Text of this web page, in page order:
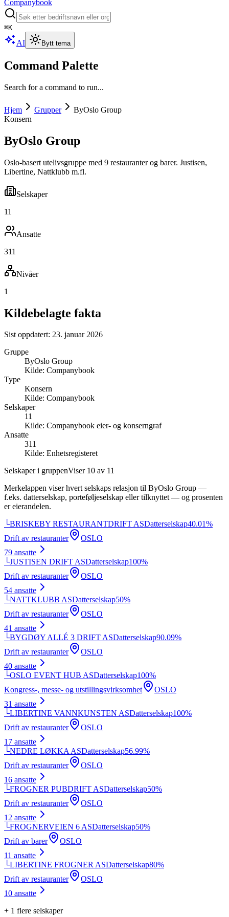
Companybook
⌘K
AI Bytt tema
Command Palette
Search for a command to run...
Hjem Grupper
ByOslo Group
Konsern
ByOslo Group
Oslo-basert utelivsgruppe med 9 restauranter og barer. Justisen,
Libertine, Nattklubb m.fl.
Selskaper
11
Ansatte
311
Nivåer
1
Kildebelagte fakta
Sist oppdatert: 23. januar 2026
Gruppe
ByOslo Group
Kilde: Companybook
Type
Konsern
Kilde: Companybook
Selskaper
11
Kilde: Companybook eier- og konserngraf
Ansatte
311
Kilde: Enhetsregisteret
Selskaper i gruppenViser 10 av 11
Merkelappen viser hvert selskaps relasjon til ByOslo Group —
f.eks. datterselskap, porteføljeselskap eller tilknyttet — og prosenten
er eierandelen.
└BRISKEBY RESTAURANTDRIFT ASDatterselskap40.01%
Drift av restauranter
OSLO
79 ansatte
└JUSTISEN DRIFT ASDatterselskap100%
Drift av restauranter
OSLO
54 ansatte
└NATTKLUBB ASDatterselskap50%
Drift av restauranter
OSLO
41 ansatte
└BYGDØY ALLÉ 3 DRIFT ASDatterselskap90.09%
Drift av restauranter
OSLO
40 ansatte
└OSLO EVENT HUB ASDatterselskap100%
Kongress-, messe- og utstillingsvirksomhet
OSLO
31 ansatte
└LIBERTINE VANNKUNSTEN ASDatterselskap100%
Drift av restauranter
OSLO
17 ansatte
└NEDRE LØKKA ASDatterselskap56.99%
Drift av restauranter
OSLO
16 ansatte
└FROGNER PUBDRIFT ASDatterselskap50%
Drift av restauranter
OSLO
12 ansatte
└FROGNERVEIEN 6 ASDatterselskap50%
Drift av barer
OSLO
11 ansatte
└LIBERTINE FROGNER ASDatterselskap80%
Drift av restauranter
OSLO
10 ansatte
+ 1 flere selskaper